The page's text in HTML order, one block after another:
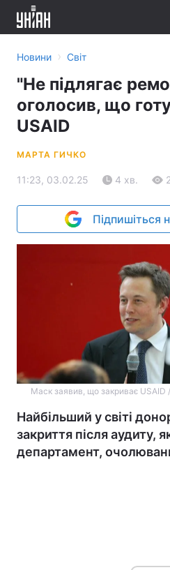
Новини › Світ
"Не підлягає
оголосив, що
USAID
МАРТА ГИЧКО
11:23, 03.02.25 4 хв.
Підпишіться
Маск заявив, що закриває USAID
Найбільший у світі
закриття після аудиту,
департамент,